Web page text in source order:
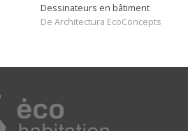
Dessinateurs en bâtiment
De Architectura EcoConcepts